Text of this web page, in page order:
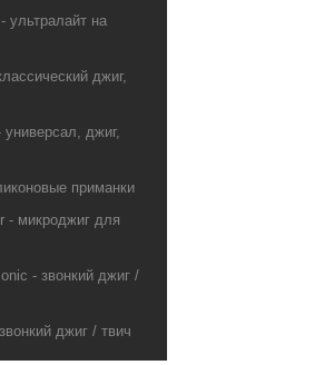
ультралайт на
джиг,
джиг,
приманки
- микроджиг для
- звонкий джиг /
джиг / твич